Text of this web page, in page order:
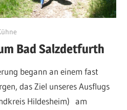
Bad Salzdetfurth
begann an einem fast
das Ziel unseres Ausflugs
Hildesheim) am